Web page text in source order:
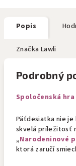
Popis
Značka Lawli
Podrobný
Spoločenská hra
Päťdesiatka nie
skvelá príležitosť
„Narodeninové
ktorá zaručí